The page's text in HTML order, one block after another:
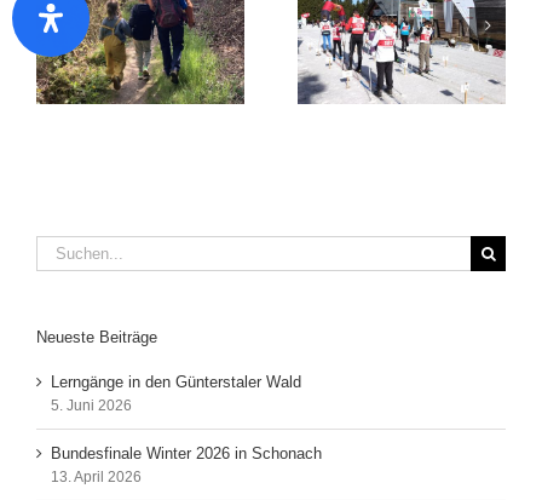
Bundesfinale Winter
2026 in Schonach
Arbeiten mit Ton in der
Klasse 1a
Suche
nach:
Neueste Beiträge
Lerngänge in den Günterstaler Wald
5. Juni 2026
Bundesfinale Winter 2026 in Schonach
13. April 2026